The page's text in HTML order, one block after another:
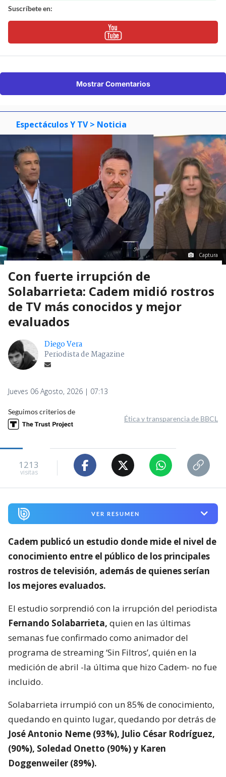
Suscríbete en:
Mostrar Comentarios
Espectáculos Y TV > Noticia
Captura
Con fuerte irrupción de
Solabarrieta: Cadem midió rostros
de TV más conocidos y mejor
evaluados
Diego Vera
Periodista de Magazine
Jueves 06 Agosto, 2026 | 07:13
Seguimos criterios de
Ética y transparencia de BBCL
1213
visitas
VER RESUMEN
Cadem publicó un estudio donde mide el nivel de
conocimiento entre el público de los principales
rostros de televisión, además de quienes serían
los mejores evaluados.
El estudio sorprendió con la irrupción del periodista
Fernando Solabarrieta, quien en las últimas
semanas fue confirmado como animador del
programa de streaming ‘Sin Filtros’, quién en la
medición de abril -la última que hizo Cadem- no fue
incluido.
Solabarrieta irrumpió con un 85% de conocimiento,
quedando en quinto lugar, quedando por detrás de
José Antonio Neme (93%), Julio César Rodríguez,
(90%), Soledad Onetto (90%) y Karen
Doggenweiler (89%).